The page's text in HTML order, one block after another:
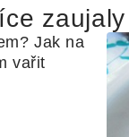
zaujaly
Jak na
vařit